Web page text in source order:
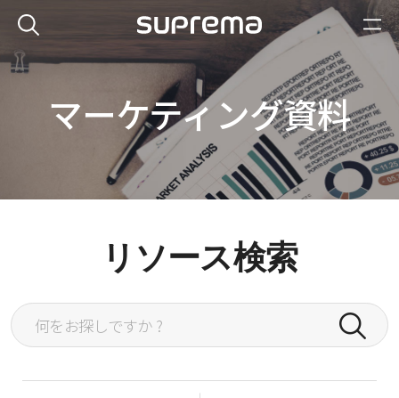
マーケティング資料
リソース検索